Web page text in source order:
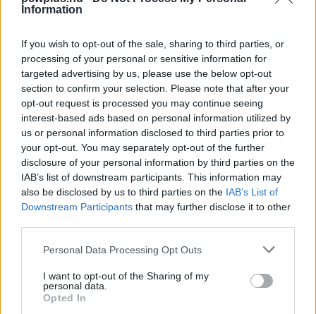
Information
If you wish to opt-out of the sale, sharing to third parties, or
processing of your personal or sensitive information for
targeted advertising by us, please use the below opt-out
section to confirm your selection. Please note that after your
opt-out request is processed you may continue seeing
interest-based ads based on personal information utilized by
us or personal information disclosed to third parties prior to
your opt-out. You may separately opt-out of the further
disclosure of your personal information by third parties on the
IAB’s list of downstream participants. This information may
also be disclosed by us to third parties on the IAB’s List of
Downstream Participants that may further disclose it to other
Please note that this website/app uses one or more Google
not limited to your visit or usage behaviour. You may click to
grant or deny consent to Google and its third-party tags to
use your data for below specified purposes in below Google
Personal Data Processing Opt Outs
I want to opt-out of the Sharing of my
personal data.
Opted In
Nothing Ear(3a) teszt – stílusos
füles, ami még James Bondnak is
tetszene
| 2026.07.24 17:18
Az Nvidia vezére szembe megy
Trump véleményével
Több mint duplájára drágult az
amúgy is drága memória a
Framework PC-ben
PCW.lite | 2026.07.23 14:32
Máris készülhet a MacBook Neo
utódja, több memóriával jöhet az